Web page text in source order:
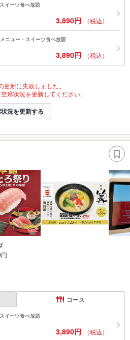
イーツ食べ放題
3,890円 （税込）
ニュー・スイーツ食べ放題
3,890円 （税込）
更新に失敗しました。
席状況を更新してください。
況を更新する
コース
イーツ食べ放題
3,890円 （税込）